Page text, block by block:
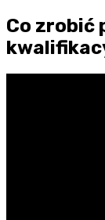
Co zrobić